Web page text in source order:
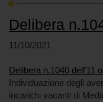
Delibera
11/10/2021
Delibera n.1040 dell'11
Individuazione degli
incarichi vacanti di